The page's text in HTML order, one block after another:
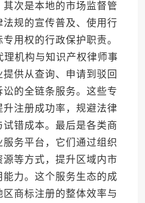
次是本地的市场监督管
规的宣传普及、使用行
用权的行政保护职责。
机构与知识产权律师事
供从查询、申请到驳回
的全链条服务。这些专
注册成功率，规避法律
错成本。最后是各类商
务平台，它们通过组织
等方式，提升区域内市
力。这个服务生态的成
商标注册的整体效率与